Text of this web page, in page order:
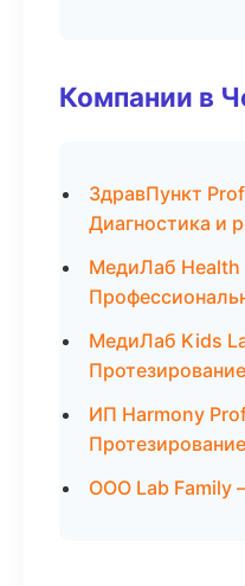
Компании в
ЗдравПункт
Диагностика и
МедиЛаб
МедиЛаб Kids
Протезирование
ИП Harmony
Протезирование
ООО Lab Family